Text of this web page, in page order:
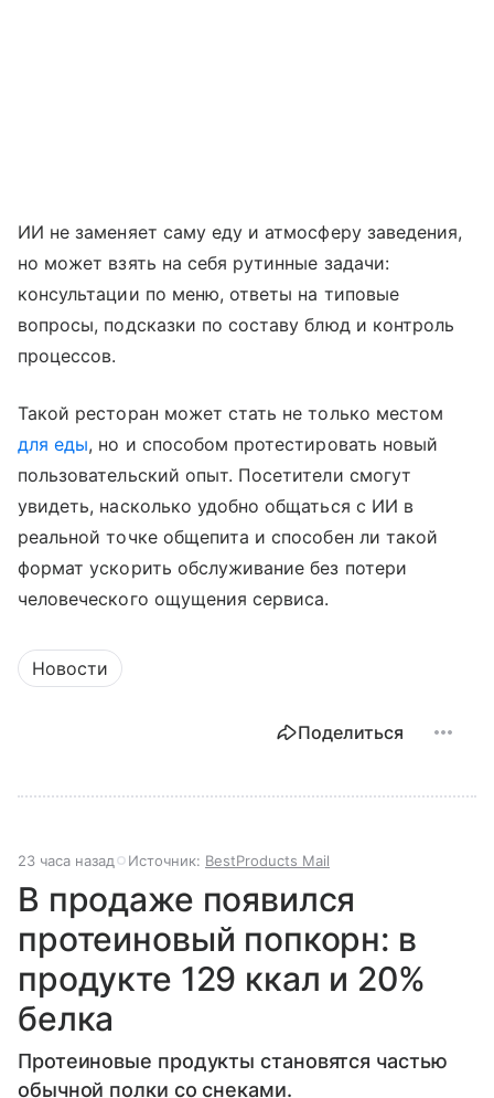
ИИ не заменяет саму еду и атмосферу заведения,
но может взять на себя рутинные задачи:
консультации по меню, ответы на типовые
вопросы, подсказки по составу блюд и контроль
процессов.
Такой ресторан может стать не только местом
для еды, но и способом протестировать новый
пользовательский опыт. Посетители смогут
увидеть, насколько удобно общаться с ИИ в
реальной точке общепита и способен ли такой
формат ускорить обслуживание без потери
человеческого ощущения сервиса.
Новости
Поделиться
23 часа назад Источник: BestProducts Mail
В продаже появился
протеиновый попкорн: в
продукте 129 ккал и 20%
белка
Протеиновые продукты становятся частью
обычной полки со снеками.